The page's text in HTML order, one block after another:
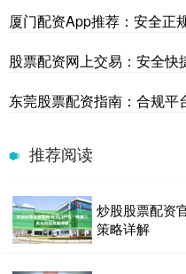
厦门配资App推荐：安全正
股票配资网上交易：安全快
东莞股票配资指南：合规平
推荐阅读
炒股股票配资
策略详解